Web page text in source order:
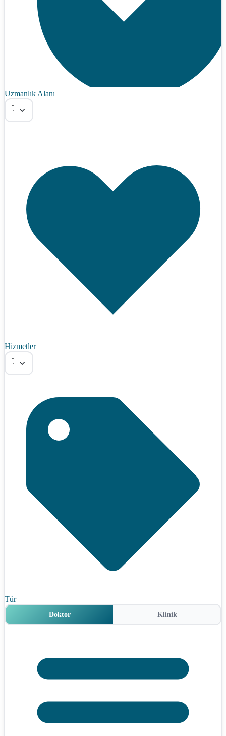
Uzmanlık Alanı
Tümü
Hizmetler
Tümü
Tür
Doktor Klinik